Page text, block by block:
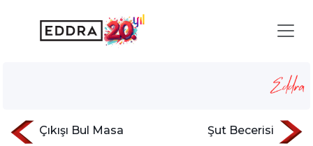
Korsan Gemisi Parkuru
Çıkışı Bul Masa
Şut Becerisi